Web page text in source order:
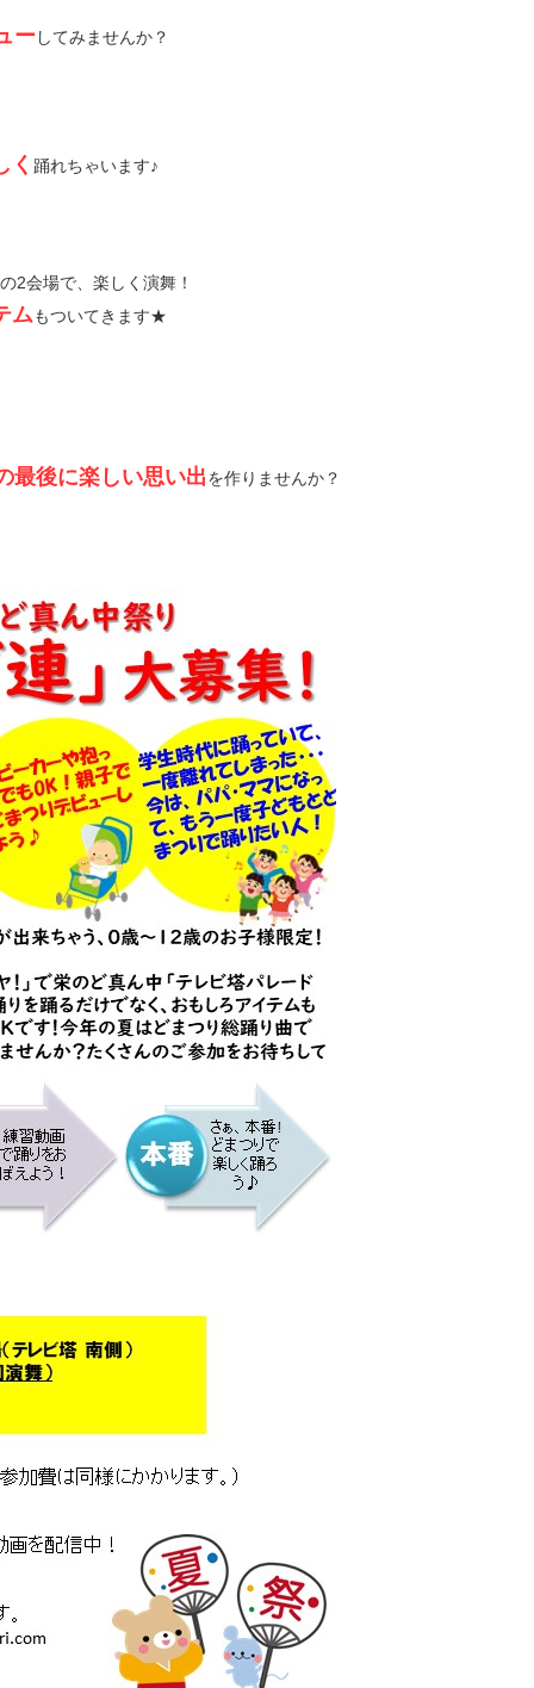
ーしてみませんか？
く 踊れちゃいます♪
の2会場で、楽しく演舞！
ムもついてきます★
最後に楽しい思い出を作りませんか？